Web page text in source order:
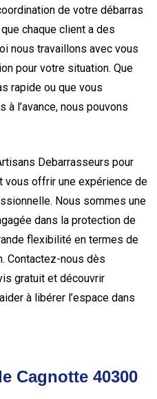
de votre débarras
chaque client a des
nous travaillons avec vous
pour votre situation. Que
rapide ou que vous
à l’avance, nous pouvons
Debarrasseurs pour
vous offrir une expérience de
Nous sommes une
dans la protection de
flexibilité en termes de
Contactez-nous dès
gratuit et découvrir
à libérer l’espace dans
Cagnotte 40300